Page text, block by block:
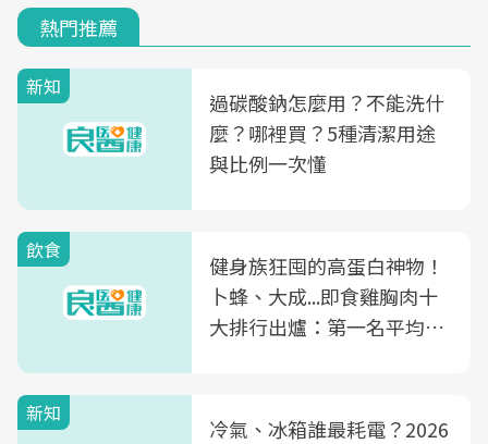
熱門推薦
新知
過碳酸鈉怎麼用？不能洗什
麼？哪裡買？5種清潔用途
與比例一次懂
飲食
健身族狂囤的高蛋白神物！
卜蜂、大成...即食雞胸肉十
大排行出爐：第一名平均一
新知
冷氣、冰箱誰最耗電？2026